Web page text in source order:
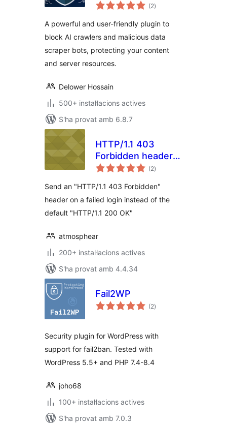
Stop AI Bots(2puntuacions
totals
)
A powerful and user-friendly plugin to
block AI crawlers and malicious data
scraper bots, protecting your content
and server resources.
Delower Hossain
500+ instal·lacions actives
S'ha provat amb 6.8.7
HTTP/1.1 403
Forbidden header
on a failed login
(2puntuacions
totals
)
Send an "HTTP/1.1 403 Forbidden"
header on a failed login instead of the
default "HTTP/1.1 200 OK"
atmosphear
200+ instal·lacions actives
S'ha provat amb 4.4.34
Fail2WP
(2puntuacions
totals
)
Security plugin for WordPress with
support for fail2ban. Tested with
WordPress 5.5+ and PHP 7.4-8.4
joho68
100+ instal·lacions actives
S'ha provat amb 7.0.3